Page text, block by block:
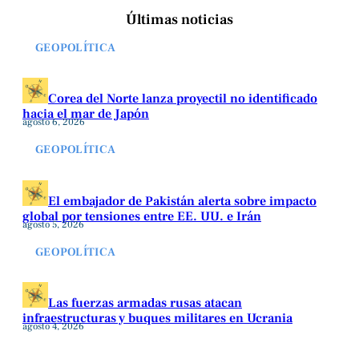
Últimas noticias
GEOPOLÍTICA
Corea del Norte lanza proyectil no identificado
hacia el mar de Japón
agosto 6, 2026
GEOPOLÍTICA
El embajador de Pakistán alerta sobre impacto
global por tensiones entre EE. UU. e Irán
agosto 5, 2026
GEOPOLÍTICA
Las fuerzas armadas rusas atacan
infraestructuras y buques militares en Ucrania
agosto 4, 2026